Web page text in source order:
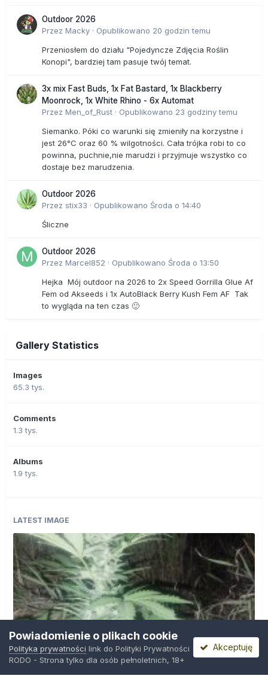
Outdoor 2026
Przez Macky · Opublikowano 20 godzin temu
Przeniosłem do działu "Pojedyncze Zdjęcia Roślin
Konopi", bardziej tam pasuje twój temat.
3x mix Fast Buds, 1x Fat Bastard, 1x Blackberry
Moonrock, 1x White Rhino - 6x Automat
Przez Men_of_Rust · Opublikowano 23 godziny temu
Siemanko. Póki co warunki się zmieniły na korzystne i
jest 26°C oraz 60 % wilgotności. Cała trójka robi to co
powinna, puchnie,nie marudzi i przyjmuje wszystko co
dostaje bez marudzenia.
Outdoor 2026
Przez stix33 · Opublikowano Środa o 14:40
Śliczne
Outdoor 2026
Przez Marcel852 · Opublikowano Środa o 13:50
Hejka Mój outdoor na 2026 to 2x Speed Gorrilla Glue Af
Fem od Akseeds i 1x AutoBlack Berry Kush Fem AF Tak
to wygląda na ten czas 🙂
Gallery Statistics
Images
65.3 tys.
Comments
1.3 tys.
Albums
1.9 tys.
LATEST IMAGE
Powiadomienie o plikach cookie
Polityka prywatności link do Polityki Prywatności
RODO - Strona tylko dla osób pełnoletnich, 18+
Akceptuję